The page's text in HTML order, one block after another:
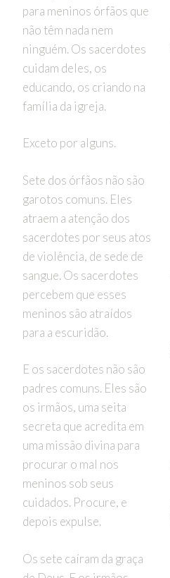
para meninos órfãos que
não têm nada nem
ninguém. Os sacerdotes
cuidam deles, os
educando, os criando na
família da igreja.
Exceto por alguns.
Sete dos órfãos não são
garotos comuns. Eles
atraem a atenção dos
sacerdotes por seus atos
de violência, de sede de
sangue. Os sacerdotes
percebem que esses
meninos são atraídos
para a escuridão.
E os sacerdotes não são
padres comuns. Eles são
os irmãos, uma seita
secreta que acredita em
uma missão divina para
procurar o mal nos
meninos sob seus
cuidados. Procure, e
depois expulse.
Os sete caíram da graça